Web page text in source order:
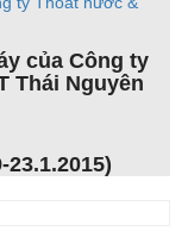
của Công ty
Thái Nguyên